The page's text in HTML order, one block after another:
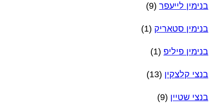
בנימין לייעפר (9)
בנימין סטאריק (1)
בנימין פיליפ (1)
בנצי קלצקין (13)
בנצי שטיין (9)